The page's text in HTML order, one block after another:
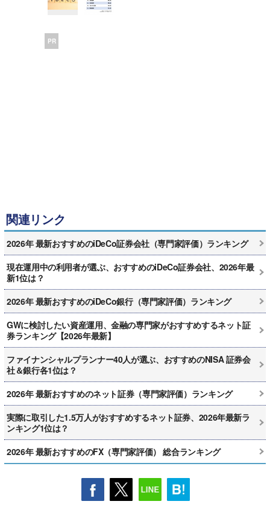
PR
関連リンク
2026年 最新おすすめのiDeCo証券会社（専門家評価）ランキング
現在運用中の利用者が選ぶ、おすすめのiDeCo証券会社、2026年最
新1位は？
2026年 最新おすすめのiDeCo銀行（専門家評価）ランキング
GWに検討したい資産運用、金融の専門家がおすすめするネット証
券ランキング【2026年最新】
ファイナンシャルプランナー40人が選ぶ、おすすめのNISA 証券会
社＆銀行各1位は？
2026年 最新おすすめのネット証券（専門家評価）ランキング
実際に取引した1.5万人がおすすめするネット証券、2026年最新ラ
ンキング1位は？
2026年 最新おすすめのFX（専門家評価） 総合ランキング